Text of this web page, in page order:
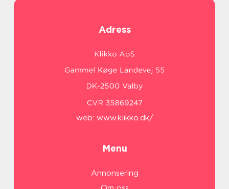
Adress
web: www.klikko.dk/
Menu
Annonsering